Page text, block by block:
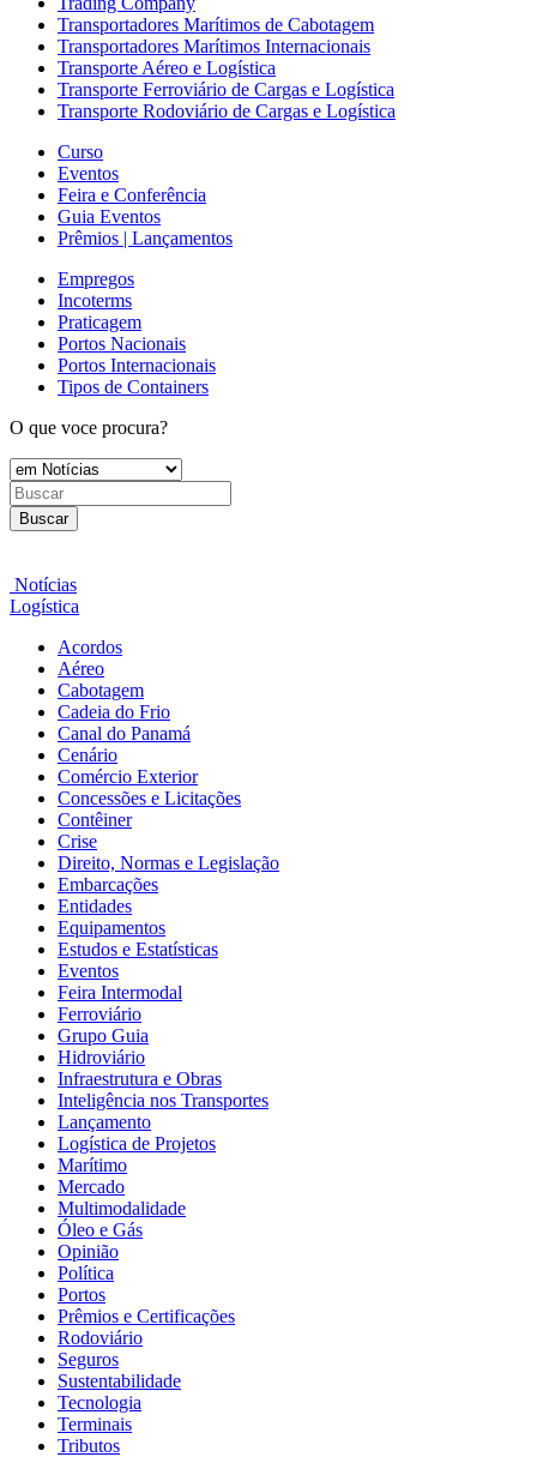
Transportadores Marítimos de Cabotagem
Transportadores Marítimos Internacionais
Transporte Aéreo e Logística
Transporte Ferroviário de Cargas e Logística
Transporte Rodoviário de Cargas e Logística
Curso
Eventos
Feira e Conferência
Guia Eventos
Prêmios | Lançamentos
Empregos
Incoterms
Praticagem
Portos Nacionais
Portos Internacionais
Tipos de Containers
O que voce procura?
Buscar
Notícias
Logística
Acordos
Aéreo
Cabotagem
Cadeia do Frio
Canal do Panamá
Cenário
Comércio Exterior
Concessões e Licitações
Contêiner
Crise
Direito, Normas e Legislação
Embarcações
Entidades
Equipamentos
Estudos e Estatísticas
Eventos
Feira Intermodal
Ferroviário
Grupo Guia
Hidroviário
Infraestrutura e Obras
Inteligência nos Transportes
Lançamento
Logística de Projetos
Marítimo
Mercado
Multimodalidade
Óleo e Gás
Opinião
Política
Portos
Prêmios e Certificações
Rodoviário
Seguros
Sustentabilidade
Tecnologia
Terminais
Tributos